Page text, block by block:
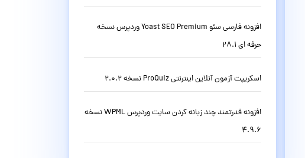
افزونه فارسی سئو Yoast SEO Premium وردپرس نسخه
حرفه ای 28.1
اسکریپت آزمون آنلاین اینترنتی ProQuiz نسخه 2.0.2
افزونه قدرتمند چند زبانه کردن سایت وردپرس WPML نسخه
4.9.6